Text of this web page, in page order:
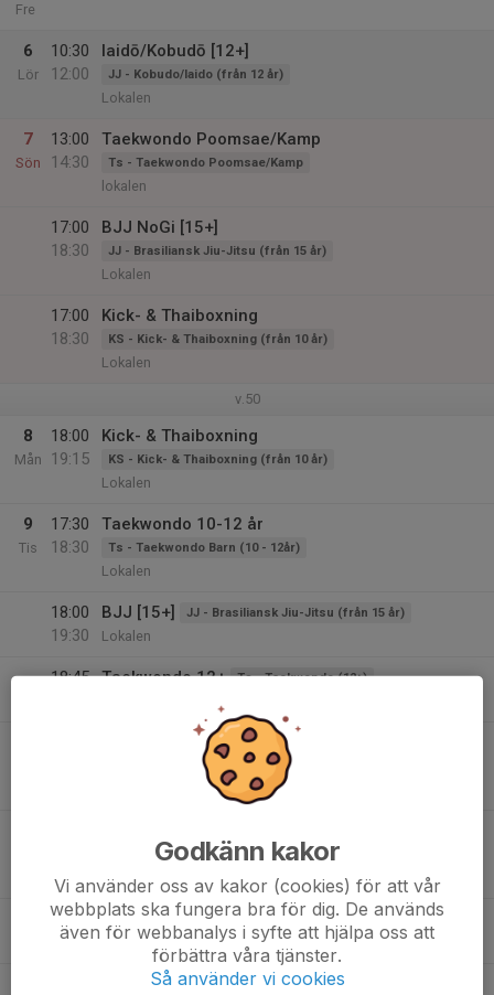
Fre
6
Lör
10:30
12:00
Iaidō/Kobudō [12+]
JJ - Kobudo/Iaido (från 12 år)
Lokalen
7
Sön
13:00
14:30
Taekwondo Poomsae/Kamp
Ts - Taekwondo Poomsae/Kamp
lokalen
17:00
18:30
BJJ NoGi [15+]
JJ - Brasiliansk Jiu-Jitsu (från 15 år)
Lokalen
17:00
18:30
Kick- & Thaiboxning
KS - Kick- & Thaiboxning (från 10 år)
Lokalen
v.50
8
Mån
18:00
19:15
Kick- & Thaiboxning
KS - Kick- & Thaiboxning (från 10 år)
Lokalen
9
Tis
17:30
18:30
Taekwondo 10-12 år
Ts - Taekwondo Barn (10 - 12år)
Lokalen
18:00
19:30
BJJ [15+] JJ - Brasiliansk Jiu-Jitsu (från 15 år)
Lokalen
18:45
Taekwondo 12+ Ts - Taekwondo (12+)
Jūjutsu Barn [7-11 år]
JJ - Jujutsu Barn (7-11 år)
KS - Kick- & Thaiboxning (från 10 år)
Lokalen
18:30
20:00
Jūjutsu [12+] JJ - Jujutsu Vuxen (från 12 år)
Lokalen
Taekwondo 7-9 år
Godkänn kakor
Vi använder oss av kakor (cookies) för att vår
webbplats ska fungera bra för dig. De används
även för webbanalys i syfte att hjälpa oss att
förbättra våra tjänster.
Så använder vi cookies